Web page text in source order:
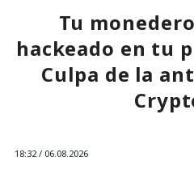
Tu
hackeado en tu
Culpa de la
18:32 / 06.08.2026